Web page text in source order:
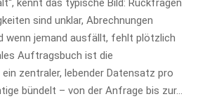
kennt das typische Bild: Rückfragen
sind unklar, Abrechnungen
wenn jemand ausfällt, fehlt plötzlich
Auftragsbuch ist die
ein zentraler, lebender Datensatz pro
bündelt – von der Anfrage bis zur…